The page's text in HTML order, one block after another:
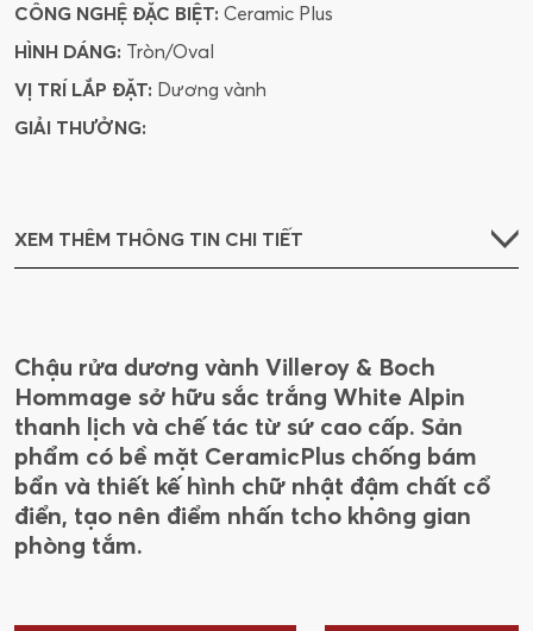
CÔNG NGHỆ ĐẶC BIỆT: Ceramic Plus
HÌNH DÁNG: Tròn/Oval
VỊ TRÍ LẮP ĐẶT: Dương vành
GIẢI THƯỞNG:
XEM THÊM THÔNG TIN CHI TIẾT
Chậu rửa dương vành Villeroy & Boch
Hommage sở hữu sắc trắng White Alpin
thanh lịch và chế tác từ sứ cao cấp. Sản
phẩm có bề mặt CeramicPlus chống bám
bẩn và thiết kế hình chữ nhật đậm chất cổ
điển, tạo nên điểm nhấn tcho không gian
phòng tắm.